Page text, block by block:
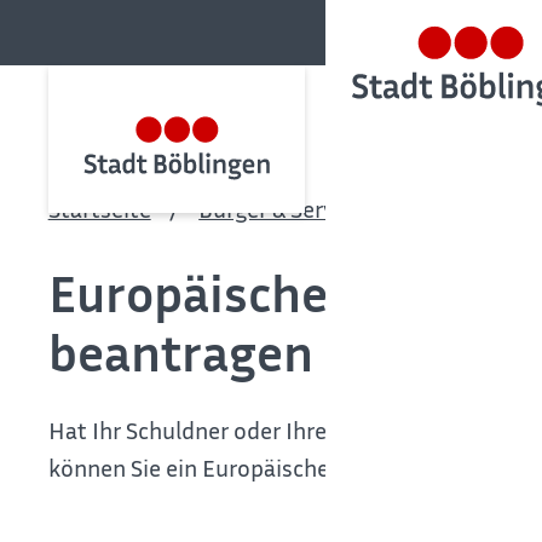
Startseite Bürger & Service
Europäischen
beantragen
Hat Ihr Schuldner oder Ihre Schuldnerin den
können Sie ein Europäisches Mahnverfahren